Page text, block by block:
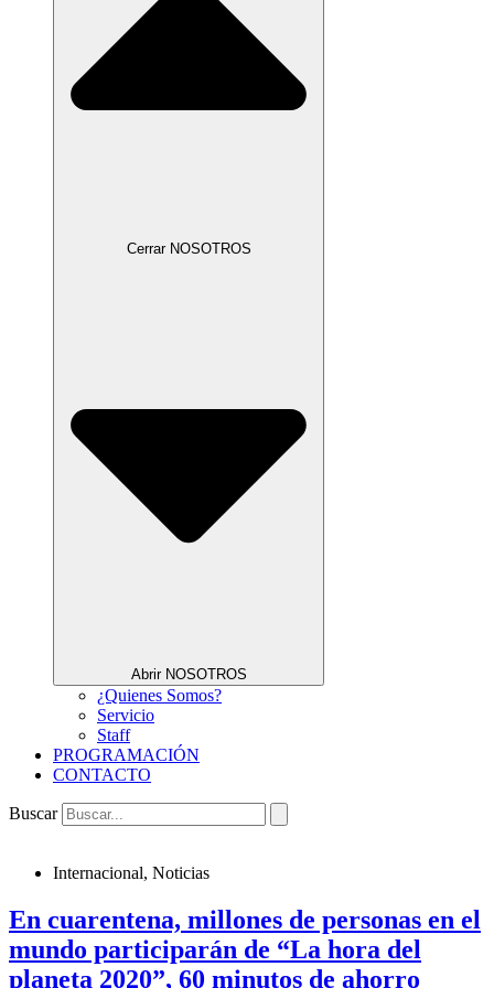
Cerrar NOSOTROS
Abrir NOSOTROS
¿Quienes Somos?
Servicio
Staff
PROGRAMACIÓN
CONTACTO
Buscar
Internacional, Noticias
En cuarentena, millones de personas en el
mundo participarán de “La hora del
planeta 2020”, 60 minutos de ahorro